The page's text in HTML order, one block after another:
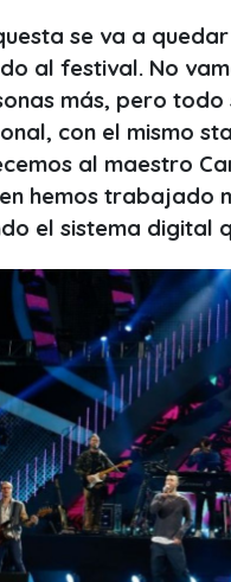
se va a
al festival. No
más, pero
con el mismo
al maestro
hemos trabajado
el sistema digital